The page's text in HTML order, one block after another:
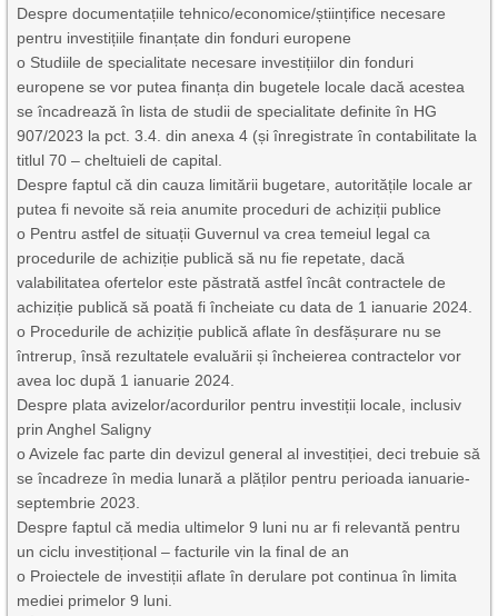
Despre documentațiile tehnico/economice/științifice necesare
pentru investițiile finanțate din fonduri europene
o Studiile de specialitate necesare investițiilor din fonduri
europene se vor putea finanța din bugetele locale dacă acestea
se încadrează în lista de studii de specialitate definite în HG
907/2023 la pct. 3.4. din anexa 4 (și înregistrate în contabilitate la
titlul 70 – cheltuieli de capital.
Despre faptul că din cauza limitării bugetare, autoritățile locale ar
putea fi nevoite să reia anumite proceduri de achiziții publice
o Pentru astfel de situații Guvernul va crea temeiul legal ca
procedurile de achiziție publică să nu fie repetate, dacă
valabilitatea ofertelor este păstrată astfel încât contractele de
achiziție publică să poată fi încheiate cu data de 1 ianuarie 2024.
o Procedurile de achiziție publică aflate în desfășurare nu se
întrerup, însă rezultatele evaluării și încheierea contractelor vor
avea loc după 1 ianuarie 2024.
Despre plata avizelor/acordurilor pentru investiții locale, inclusiv
prin Anghel Saligny
o Avizele fac parte din devizul general al investiției, deci trebuie să
se încadreze în media lunară a plăților pentru perioada ianuarie-
septembrie 2023.
Despre faptul că media ultimelor 9 luni nu ar fi relevantă pentru
un ciclu investițional – facturile vin la final de an
o Proiectele de investiții aflate în derulare pot continua în limita
mediei primelor 9 luni.